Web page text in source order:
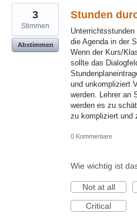
Stunden
die Agenda in der
Wenn der Kurs/
sollte das
und unkompliziert
werden. Lehrer an
werden es zu
zu kompliziert und
3
Stimmen
Abstimmen
0 Kommentare
Wie wichtig ist
Not at all
Critical